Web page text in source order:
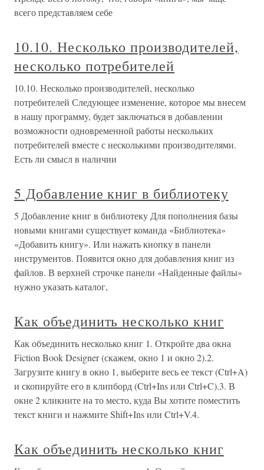
всего представляем себе
10.10. Несколько производителей,
несколько потребителей
10.10. Несколько производителей, несколько
потребителей Следующее изменение, которое мы внесем
в нашу пpoгрaммy, будет заключаться в добавлении
возможности одновременной работы нескольких
потребителей вместе с несколькими производителями.
Есть ли смысл в наличии
5 Добавление книг в библиотеку
5 Добавление книг в библиотеку Для пополнения базы
новыми книгами существует команда «Библиотека»
«Добавить книгу». Или нажать кнопку в панели
инструментов. Появится окно для добавления книг из
файлов. В верхней строчке панели «Найденные файлы»
нужно указать каталог,
Как объединить несколько книг
Как объединить несколько книг 1. Откройте два окна
Fiction Book Designer (скажем, окно 1 и окно 2).2.
Загрузите книгу в окно 1, выберите весь ее текст (Ctrl+A)
и скопируйте его в клипборд (Ctrl+Ins или Ctrl+C).3. В
окне 2 кликните на то место, куда Вы хотите поместить
текст книги и нажмите Shift+Ins или Ctrl+V.4.
Как объединить несколько книг